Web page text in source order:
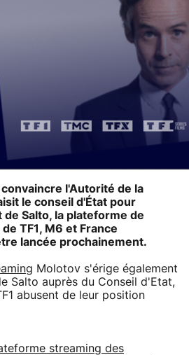
l'Autorité de la
le conseil d'État pour
de Salto, la plateforme de
TF1, M6 et France
lancée prochainement.
Molotov s'érige également
Salto auprès du Conseil d'Etat,
abusent de leur position
streaming des